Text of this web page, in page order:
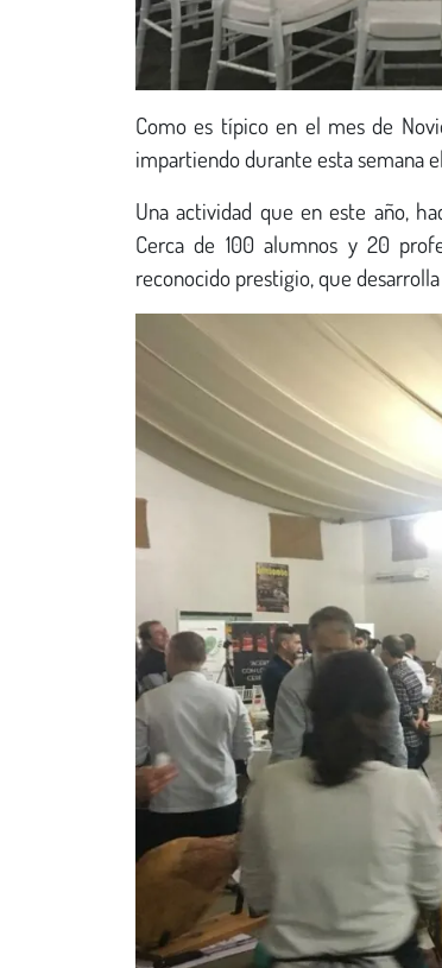
Como es típico en el mes de
impartiendo durante esta semana
Una actividad que en este año,
Cerca de 100 alumnos y 20
reconocido prestigio, que